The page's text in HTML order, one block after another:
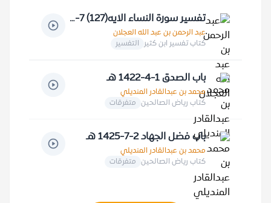
تفسير سورة النساء الايه(127) 7-2-1429 هـ
عبد الرحمن بن عبد الله العجلان
كتاب تفسير ابن كثير التفسير
باب الصدق 1-4-1422 هـ
محمد بن عبدالقادر المنديلي
كتاب رياض الصالحين متفرقات
باب فضل الجهاد 2-7-1425 هـ
محمد بن عبدالقادر المنديلي
كتاب رياض الصالحين متفرقات